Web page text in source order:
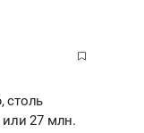
столь
27 млн.